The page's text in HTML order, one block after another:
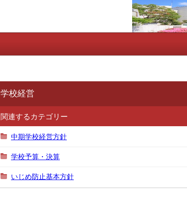
学校経営
関連するカテゴリー
中期学校経営方針
学校予算・決算
いじめ防止基本方針